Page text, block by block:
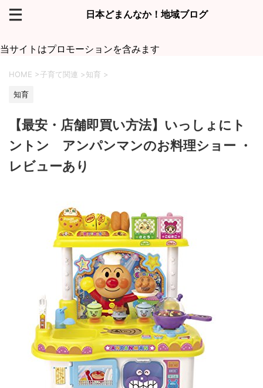
日本どまんなか！地域ブログ
当サイトはプロモーションを含みます
HOME >子育て関連 >知育 >
知育
【最安・店舗即買い方法】いっしょにト
ントン アンパンマンのお料理ショー ・
レビューあり